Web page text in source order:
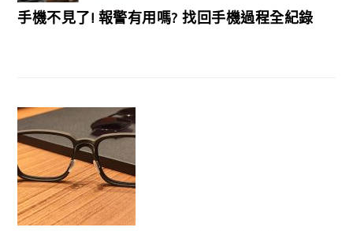
手機不見了! 報警有用嗎? 找回手機過程全紀錄